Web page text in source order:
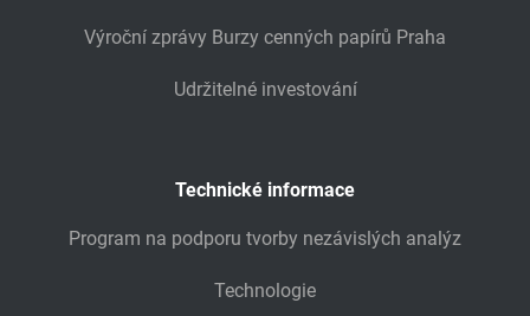
Výroční zprávy Burzy cenných papírů Praha
Udržitelné investování
Technické informace
Program na podporu tvorby nezávislých analýz
Technologie